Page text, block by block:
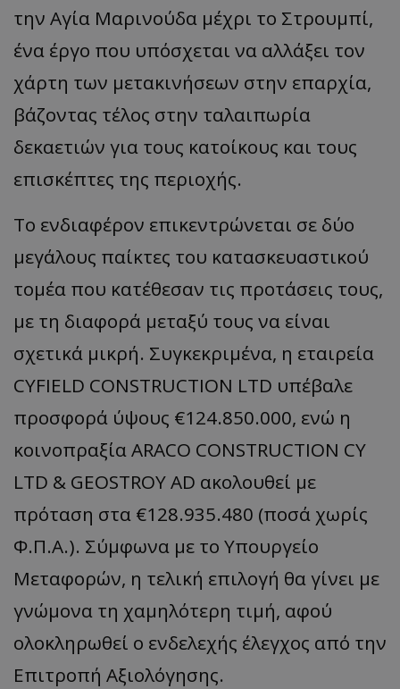
την Αγία Μαρινούδα μέχρι το Στρουμπί,
ένα έργο που υπόσχεται να αλλάξει τον
χάρτη των μετακινήσεων στην επαρχία,
βάζοντας τέλος στην ταλαιπωρία
δεκαετιών για τους κατοίκους και τους
επισκέπτες της περιοχής.
Το ενδιαφέρον επικεντρώνεται σε δύο
μεγάλους παίκτες του κατασκευαστικού
τομέα που κατέθεσαν τις προτάσεις τους,
με τη διαφορά μεταξύ τους να είναι
σχετικά μικρή. Συγκεκριμένα, η εταιρεία
CYFIELD CONSTRUCTION LTD υπέβαλε
προσφορά ύψους €124.850.000, ενώ η
κοινοπραξία ARACO CONSTRUCTION CY
LTD & GEOSTROY AD ακολουθεί με
πρόταση στα €128.935.480 (ποσά χωρίς
Φ.Π.Α.). Σύμφωνα με το Υπουργείο
Μεταφορών, η τελική επιλογή θα γίνει με
γνώμονα τη χαμηλότερη τιμή, αφού
ολοκληρωθεί ο ενδελεχής έλεγχος από την
Επιτροπή Αξιολόγησης.